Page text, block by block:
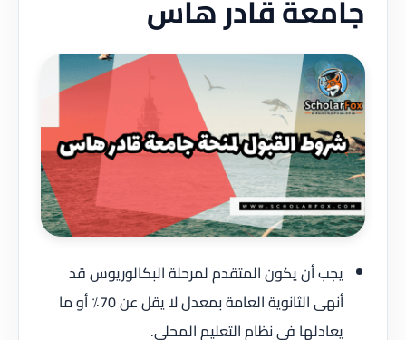
جامعة قادر هاس
يجب أن يكون المتقدم لمرحلة البكالوريوس قد
أنهى الثانوية العامة بمعدل لا يقل عن 70٪ أو ما
يعادلها في نظام التعليم المحلي.